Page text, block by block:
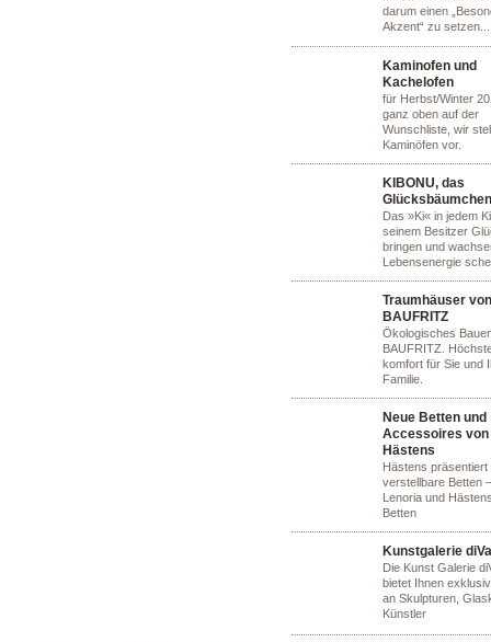
darum einen
Akzent“ zu setzen...
Kaminofen und
Kachelofen
für Herbst/Winter
ganz oben auf der
Wunschliste, wir
Kaminöfen vor.
KIBONU, das
Glücksbäumchen
Das »Ki« in jedem
seinem Besitzer
bringen und
Lebensenergie
Traumhäuser von
BAUFRITZ
Ökologisches
BAUFRITZ.
komfort für Sie und
Familie.
Neue Betten und
Accessoires von
Hästens
Hästens präsentiert
verstellbare Betten
Lenoria und
Betten
Kunstgalerie
Die Kunst Galerie
bietet Ihnen
an Skulpturen,
Künstler